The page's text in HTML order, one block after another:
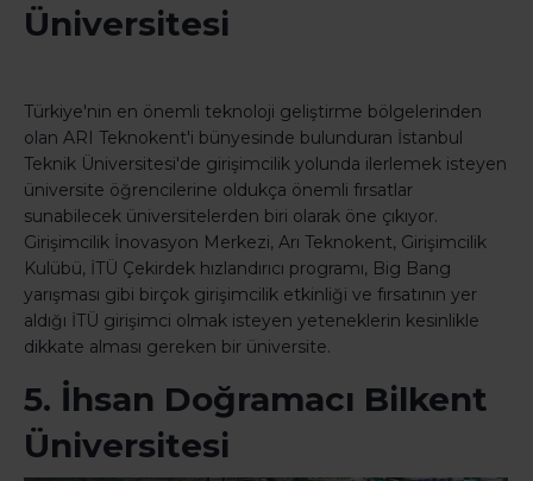
Üniversitesi
Türkiye'nin en önemli teknoloji geliştirme bölgelerinden
olan ARI Teknokent'i bünyesinde bulunduran İstanbul
Teknik Üniversitesi'de girişimcilik yolunda ilerlemek isteyen
üniversite öğrencilerine oldukça önemli fırsatlar
sunabilecek üniversitelerden biri olarak öne çıkıyor.
Girişimcilik İnovasyon Merkezi, Arı Teknokent, Girişimcilik
Kulübü, İTÜ Çekirdek hızlandırıcı programı, Big Bang
yarışması gibi birçok girişimcilik etkinliği ve fırsatının yer
aldığı İTÜ girişimci olmak isteyen yeteneklerin kesinlikle
dikkate alması gereken bir üniversite.
5. İhsan Doğramacı Bilkent
Üniversitesi